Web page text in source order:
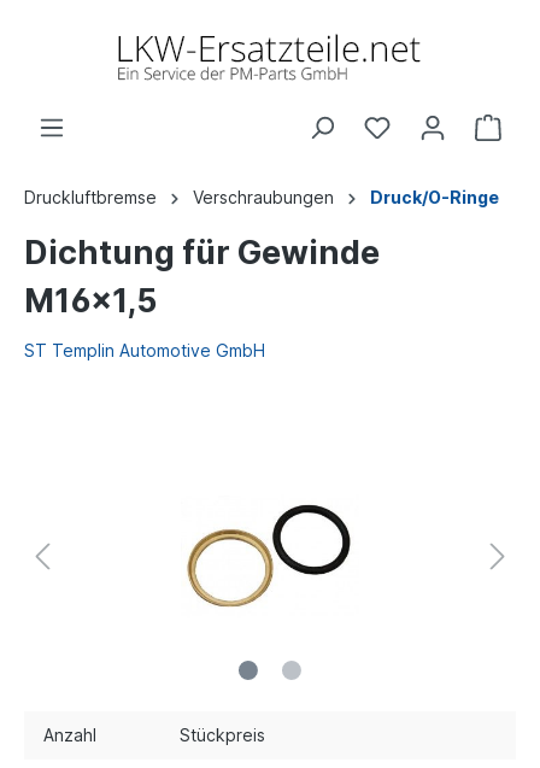
Druckluftbremse Verschraubungen Druck/O-Ringe
Dichtung für Gewinde
M16x1,5
ST Templin Automotive GmbH
Anzahl Stückpreis